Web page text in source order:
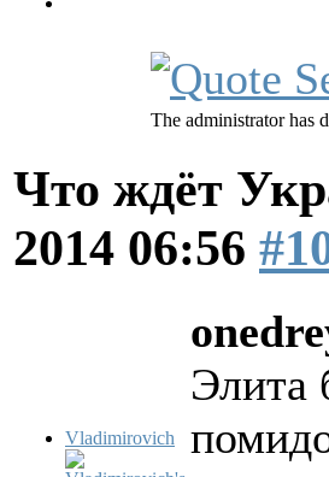
The administrator has
Что ждёт
2014 06:56
Vladimirovich
Элита